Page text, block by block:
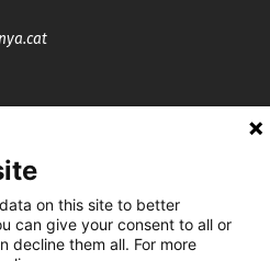
on this site to better
can give your consent to all or
decline them all. For more